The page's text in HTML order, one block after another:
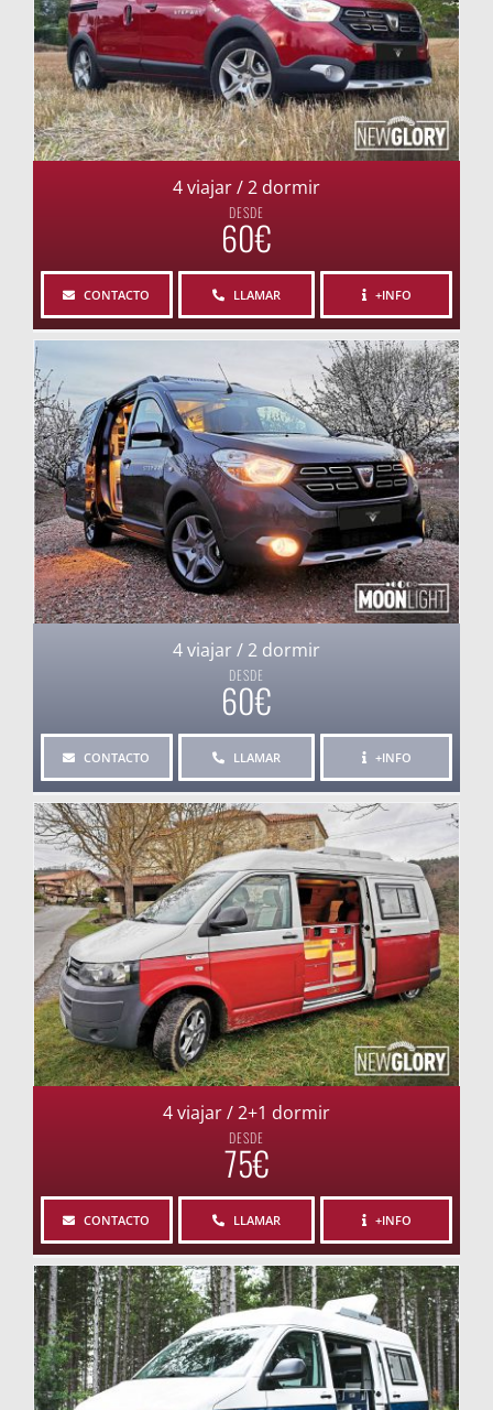
4 viajar / 2 dormir
DESDE
60€
CONTACTO LLAMAR +INFO
4 viajar / 2 dormir
DESDE
60€
CONTACTO LLAMAR +INFO
4 viajar / 2+1 dormir
DESDE
75€
CONTACTO LLAMAR +INFO